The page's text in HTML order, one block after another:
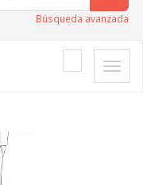
Búsqueda avanzada
Toggle